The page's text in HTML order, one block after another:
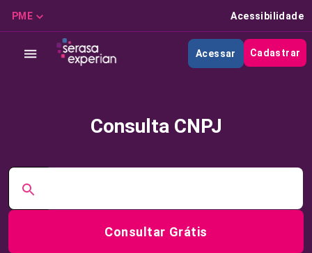
PME Acessibilidade
Acessar Cadastrar
Consulta CNPJ
Consultar Grátis